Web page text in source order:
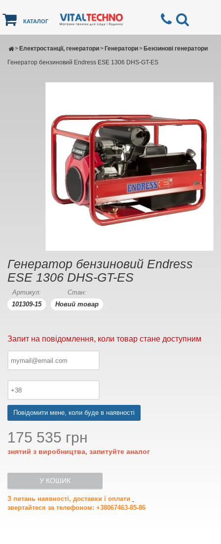
КАТАЛОГ
Електростанції, генератори
> Генератори
> Бензинові генератори
>
Генератор бензиновий Endress ESE 1306 DHS-GT-ES
Генератор бензиновий Endress
ESE 1306 DHS-GT-ES
Артикул:
101309-15
Стан:
Новий товар
Запит на повідомлення, коли товар стане доступним
Повідомити мене, коли буде в наявності
175 535 грн
знятий з виробництва, запитуйте аналог
У КОШИК
З питань наявності, доставки і оплати
звертайтеся за телефоном: +38067463-85-86